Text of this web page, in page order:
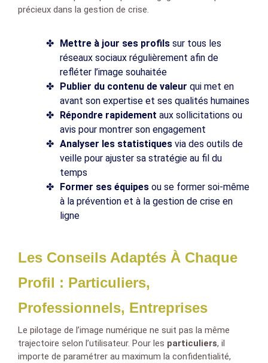
précieux dans la gestion de crise.
Mettre à jour ses profils sur tous les
réseaux sociaux régulièrement afin de
refléter l’image souhaitée
Publier du contenu de valeur qui met en
avant son expertise et ses qualités humaines
Répondre rapidement aux sollicitations ou
avis pour montrer son engagement
Analyser les statistiques via des outils de
veille pour ajuster sa stratégie au fil du
temps
Former ses équipes ou se former soi-même
à la prévention et à la gestion de crise en
ligne
Les Conseils Adaptés À Chaque
Profil : Particuliers,
Professionnels, Entreprises
Le pilotage de l’image numérique ne suit pas la même
trajectoire selon l’utilisateur. Pour les particuliers, il
importe de paramétrer au maximum la confidentialité,